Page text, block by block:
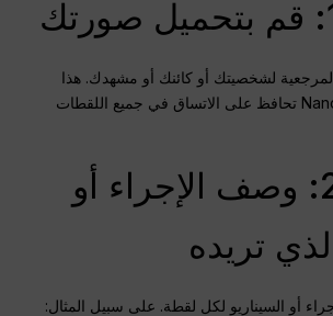
المرجعية لشخصيتك أو كائنك أو مشهدك. هذا
يضمن أن Nano Banana تحافظ على الاتساق في جميع اللقطات
الخطوة 2: وصف الإجراء أو
تريده
أو السيناريو لكل لقطة. على سبيل المثال: